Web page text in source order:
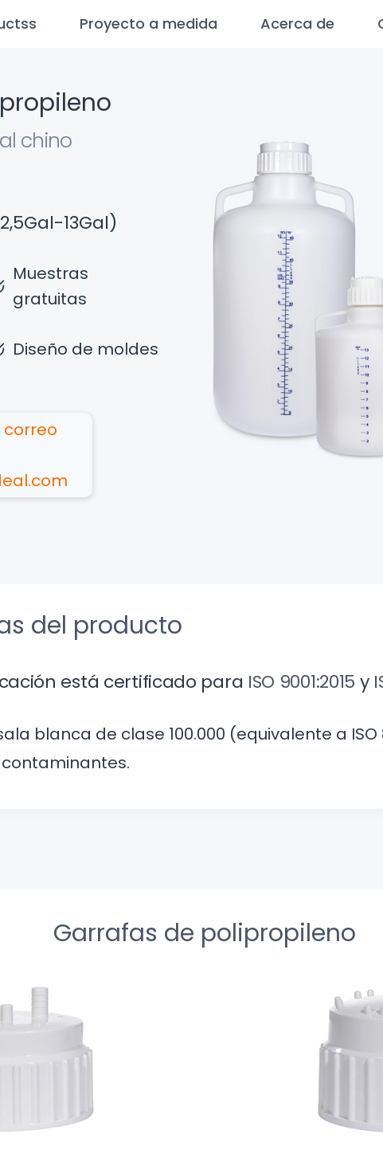
Proyecto a medida Acerca de
chino
13Gal)
Muestras
gratuitas
Diseño de moldes
correo
del producto
está certificado para ISO 9001:2015 y
blanca de clase 100.000 (equivalente a ISO
contaminantes.
Garrafas de polipropileno